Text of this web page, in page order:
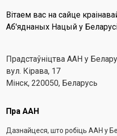
Вітаем вас на сайце
Аб'яднаных Нацый у
Прадстаўніцтва ААН у
вул. Кірава, 17
Мінск, 220050, Беларусь
Footer menu
Пра ААН
Дазнайцеся, што робіць ААН у